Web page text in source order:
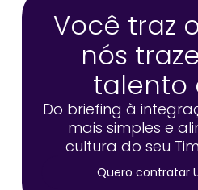
Você traz
nós
talento
Do briefing à
mais simples e
cultura do seu
Quero contratar